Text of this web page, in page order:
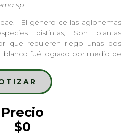
sp
El género de las aglonemas
distintas, Son plantas
que requieren riego unas dos
blanco fué logrado por medio de
Precio
$0